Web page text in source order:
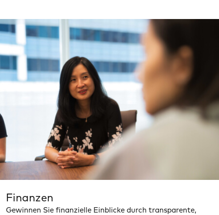
Finanzen
Gewinnen Sie finanzielle Einblicke durch transparente,